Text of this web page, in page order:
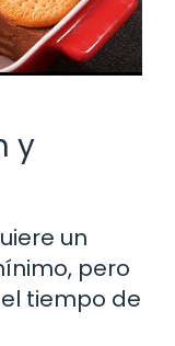
y
un
pero
tiempo de